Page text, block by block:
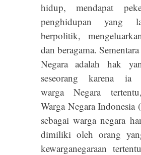
hidup, mendapat
penghidupan yang
berpolitik,
dan beragama.
Negara adalah hak
seseorang karena ia
warga Negara
Warga Negara
sebagai warga negara
dimiliki oleh orang
kewarganegaraan